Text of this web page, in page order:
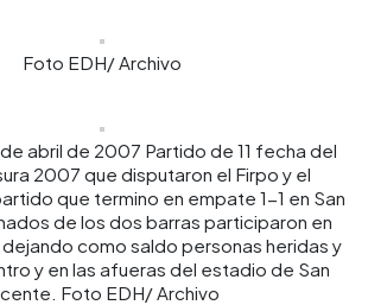
Foto EDH/ Archivo
abril de 2007 Partido de 11 fecha del
2007 que disputaron el Firpo y el
que termino en empate 1-1 en San
de los dos barras participaron en
como saldo personas heridas y
y en las afueras del estadio de San
Foto EDH/ Archivo